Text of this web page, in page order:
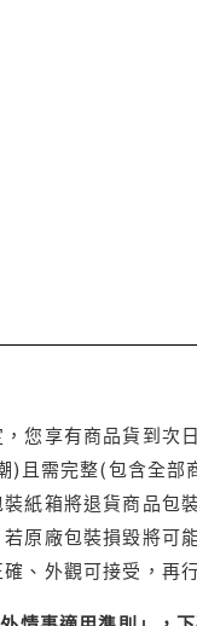
您享有商品貨到次
)且需完整(包含全部
紙箱將退貨商品包
若原廠包裝損毀將
、外觀可接受，再